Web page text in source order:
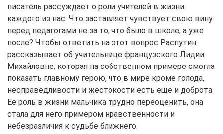
писатель рассуждает о роли учителей в жизни
каждого из нас. Что заставляет чувствует свою вину
перед педагогами не за то, что было в школе, а уже
после? Чтобы ответить на этот вопрос Распутин
рассказывает об учительнице французского Лидии
Михайловне, которая на собственном примере смогла
показать главному герою, что в мире кроме голода,
несправедливости и жестокости есть еще и доброта.
Ее роль в жизни мальчика трудно переоценить, она
стала для него примером нравственности и
небезразличия к судьбе ближнего.